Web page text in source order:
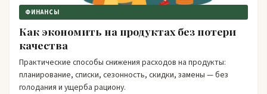
ФИНАНСЫ
Как экономить на продуктах без потери
качества
Практические способы снижения расходов на продукты:
планирование, списки, сезонность, скидки, замены — без
голодания и ущерба рациону.